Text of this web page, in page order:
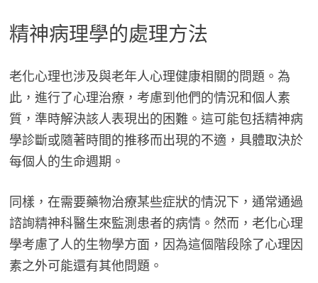
精神病理學的處理方法
老化心理也涉及與老年人心理健康相關的問題。為
此，進行了心理治療，考慮到他們的情況和個人素
質，準時解決該人表現出的困難。這可能包括精神病
學診斷或隨著時間的推移而出現的不適，具體取決於
每個人的生命週期。
同樣，在需要藥物治療某些症狀的情況下，通常通過
諮詢精神科醫生來監測患者的病情。然而，老化心理
學考慮了人的生物學方面，因為這個階段除了心理因
素之外可能還有其他問題。